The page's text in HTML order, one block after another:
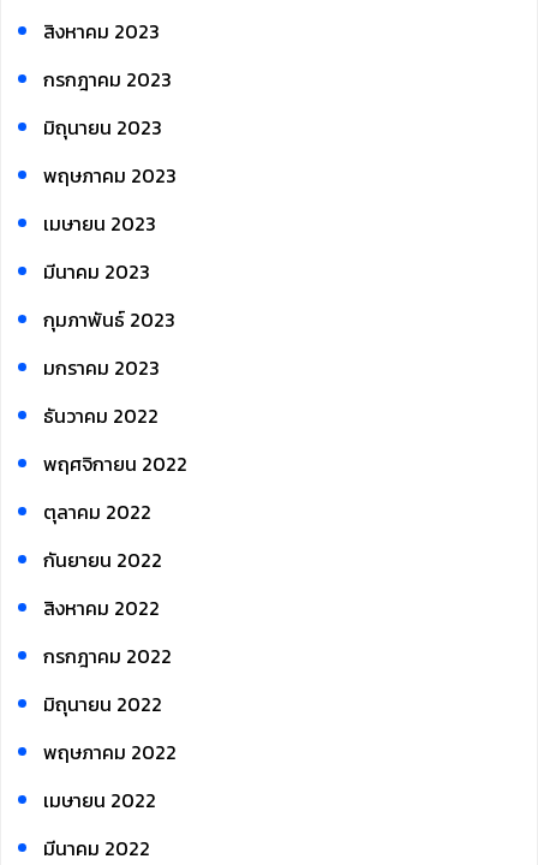
สิงหาคม 2023
กรกฎาคม 2023
มิถุนายน 2023
พฤษภาคม 2023
เมษายน 2023
มีนาคม 2023
กุมภาพันธ์ 2023
มกราคม 2023
ธันวาคม 2022
พฤศจิกายน 2022
ตุลาคม 2022
กันยายน 2022
สิงหาคม 2022
กรกฎาคม 2022
มิถุนายน 2022
พฤษภาคม 2022
เมษายน 2022
มีนาคม 2022